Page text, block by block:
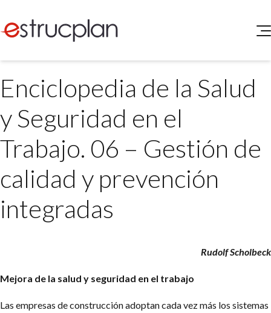
SERVICIOS
Higiene y Seguridad
Medio Ambiente
Legislación
INGRESAR
Portal de Clientes
Buscador de Legislación
Matriz Premium
Matriz Profesional
Enciclopedia de la Salud
y Seguridad en el
Trabajo. 06 – Gestión de
calidad y prevención
integradas
Rudolf Scholbeck
Mejora de la salud y seguridad en el trabajo
Las empresas de construcción adoptan cada vez más los sistemas